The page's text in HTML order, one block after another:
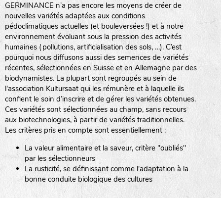
GERMINANCE n’a pas encore les moyens de créer de
nouvelles variétés adaptées aux conditions
pédoclimatiques actuelles (et bouleversées !) et à notre
environnement évoluant sous la pression des activités
humaines (pollutions, artificialisation des sols, …). C’est
pourquoi nous diffusons aussi des semences de variétés
récentes, sélectionnées en Suisse et en Allemagne par des
biodynamistes. La plupart sont regroupés au sein de
l'association Kultursaat qui les rémunère et à laquelle ils
confient le soin d’inscrire et de gérer les variétés obtenues.
Ces variétés sont sélectionnées au champ, sans recours
aux biotechnologies, à partir de variétés traditionnelles.
Les critères pris en compte sont essentiellement :
La valeur alimentaire et la saveur, critère "oubliés"
par les sélectionneurs
La rusticité, se définissant comme l'adaptation à la
bonne conduite biologique des cultures
BINGENHEIMER SAATGUT (BGH)
www.bingenheimersaatgut.de
DE BOLSTER (DBO)
www.bolster.nl
GRAINE DEL PAÏS (GDP)
www.grainesdelpais.com
JARDIN EN’VIE (JEV)
LA BOITE A GRAINES (LBAG)
1 : Numéro d’ordre du lot
A : Sans calibre.
G: Gros
M: Moyen calibre
P: Petit calibre
Légumes feuilles
Légumes racines
Plantes aromatiques